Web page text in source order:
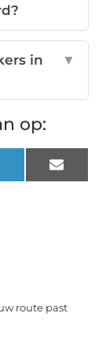
in
▼
op:
LinkedInEmail
route past